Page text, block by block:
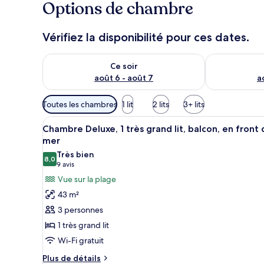
Options de chambre
Vérifiez la disponibilité pour ces dates.
Ce soir
août 6 - août 7
Vérifier la disponibilité pour ce soir août 6 - août 7
Vérifier la
Filtres
disponibles
pour
les
chambres
Toutes les chambres 1 lit 2 lits 3+ lits
Afficher
toutes
les
photos
pour
ce
type
de
chambre :
Chambre
Deluxe,
Une chambre d’hôtel
8
Chambre Deluxe, 1 très grand lit, balcon, en front
mer
8,08,0 sur 10
Très bien
9 avis
(9 avis)
Vue sur la plage
43 m²
3 personnes
1 très grand lit
Wi-Fi gratuit
Plus de détails
Plus